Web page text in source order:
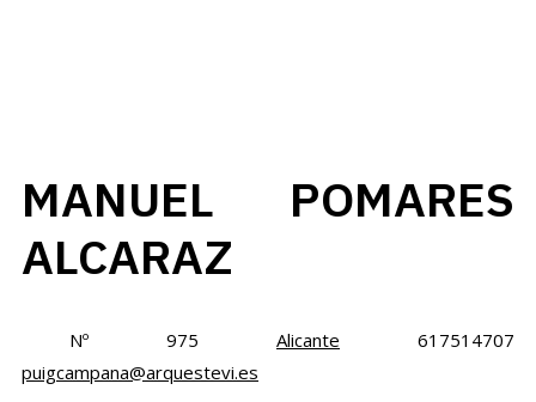
MANUEL POMARES
ALCARAZ
Nº 975 Alicante
617514707
puigcampana@arquestevi.es